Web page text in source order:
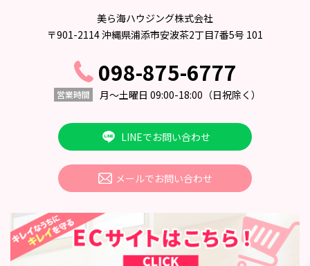
くださいますようお願いいたします。
5．組織・体制
「個人情報取り扱い担当者」を個人情報管理責任者とし、
個人情報の適正な管理及び継続的な改善を実施いたしま
6．本方針の変更
本方針の内容は変更されることがあります。
変更後の本方針については、美ら海ハウジング株
載した時から効力を生じるものとします。
美ら海ハウジング株式会社
〒901-2114 沖縄県浦添市安波茶2丁目7番5号 101
098-875-6777
営業時間 月〜土曜日 09:00-18:00 （日祝除く）
LINEでお問い合わせ
メールでお問い合わせ